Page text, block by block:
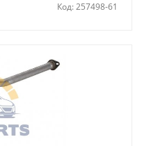
Код: 257498-61